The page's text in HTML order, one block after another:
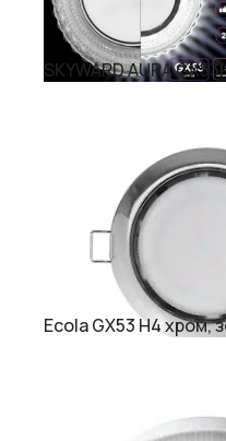
SKYWARD AURA
Ecola GX53 H4 хром,